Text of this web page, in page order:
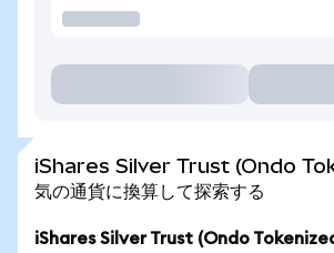
iShares Silver Trust (Ondo
気の通貨に換算して探索する
iShares Silver Trust (Ondo